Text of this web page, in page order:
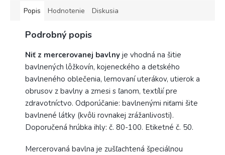
Popis Hodnotenie Diskusia
Podrobný popis
Niť z mercerovanej bavlny je vhodná na šitie
bavlnených lôžkovín, kojeneckého a detského
bavlneného oblečenia, lemovaní uterákov, utierok a
obrusov z bavlny a zmesi s ľanom, textílií pre
zdravotníctvo. Odporúčanie: bavlnenými niťami šite
bavlnené látky (kvôli rovnakej zrážanlivosti).
Doporučená hrúbka ihly: č. 80-100. Etiketné č. 50.
Mercerovaná bavlna je zušľachtená špeciálnou